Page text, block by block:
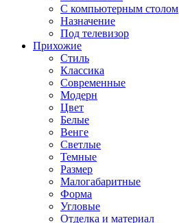
С компьютерным столом
Назначение
Под телевизор
Прихожие
Стиль
Классика
Современные
Модерн
Цвет
Белые
Венге
Светлые
Темные
Размер
Малогабаритные
Форма
Угловые
Отделка и материал